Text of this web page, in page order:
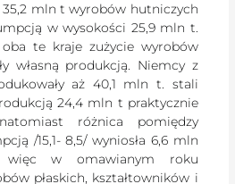
35,2 mln t wyrobów hutniczych
w wysokości 25,9 mln t.
te kraje zużycie wyrobów
własną produkcją. Niemcy z
aż 40,1 mln t. stali
24,4 mln t praktycznie
różnica pomiędzy
/15,1- 8,5/ wyniosła 6,6 mln
więc w omawianym roku
płaskich, kształtowników i